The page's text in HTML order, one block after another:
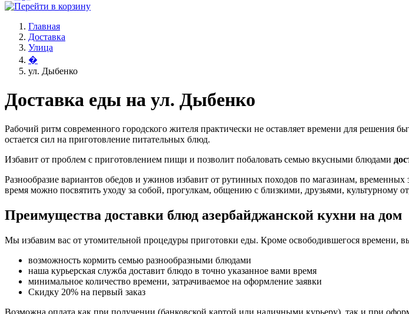
Главная
Доставка
Улица
�
ул. Дыбенко
Доставка еды на ул. Дыбенко
Рабочий ритм современного городского жителя практически не оставляет времени для решения
остается сил на приготовление питательных блюд.
Избавит от проблем с приготовлением пищи и позволит побаловать семью вкусными блюдами
Разнообразие вариантов обедов и ужинов избавит от рутинных походов по магазинам,
время можно посвятить уходу за собой, прогулкам, общению с близкими, друзьями, культурному
Преимущества доставки блюд азербайджанской кухни на дом
Мы избавим вас от утомительной процедуры приготовки еды. Кроме освободившегося времени,
возможность кормить семью разнообразными блюдами
наша курьерская служба доставит блюдо в точно указанное вами время
минимальное количество времени, затрачиваемое на оформление заявки
Скидку 20% на первый заказ
Возможна оплата как при получении (банковской картой или наличными курьеру), так и при